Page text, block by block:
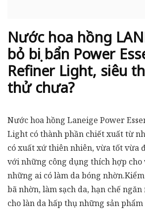
Nước hoa hồng
bỏ bụi bẩn Power
Refiner Light, siêu
thử chưa?
Nước hoa hồng Laneige Power
Light có thành phần chiết xuất từ
có xuất xứ thiên nhiên, vừa tốt vừa
với những công dụng thích hợp cho
những ai có làm da bóng
bã nhờn, làm sạch da, hạn chế
cho làn da hấp thụ những sản